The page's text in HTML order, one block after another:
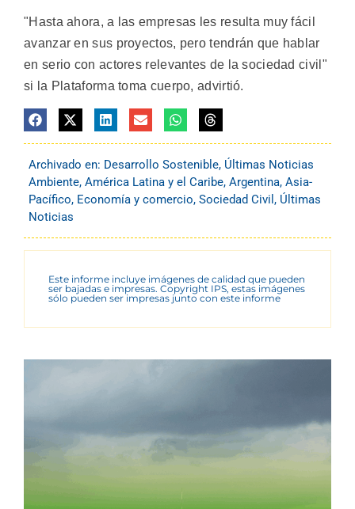
"Hasta ahora, a las empresas les resulta muy fácil
avanzar en sus proyectos, pero tendrán que hablar
en serio con actores relevantes de la sociedad civil"
si la Plataforma toma cuerpo, advirtió.
Archivado en: Desarrollo Sostenible, Últimas Noticias
Ambiente, América Latina y el Caribe, Argentina, Asia-
Pacífico, Economía y comercio, Sociedad Civil , Últimas
Noticias
Este informe incluye imágenes de calidad que pueden
ser bajadas e impresas. Copyright IPS, estas imágenes
sólo pueden ser impresas junto con este informe